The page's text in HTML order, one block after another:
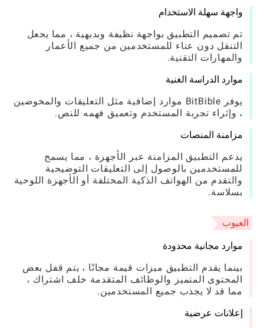
واجهة سهلة الاستخدام
تم تصميم التطبيق بواجهة نظيفة وبديهية ، مما يجعل
التنقل دون عناء للمستخدمين من جميع الأعمار
والمهارات التقنية.
موارد الدراسة الغنية
يوفر BitBible موارد إضافية مثل التعليقات والمخوضين
، وإثراء تجربة المستخدم وتعميق فهمه للنص.
مزامنة المنصات
يدعم التطبيق المزامنة عبر الأجهزة ، مما يسمح
للمستخدمين بالوصول إلى التعليقات التوضيحية
والتقدم من الهواتف الذكية المختلفة أو الأجهزة اللوحية
بسلاسة.
العيوب
موارد مجانية محدودة
بينما يقدم التطبيق ميزات قيمة مجانًا ، يتم قفل بعض
المحتوى المتميز والوظائف المتقدمة خلف اشتراك ،
مما قد لا يجذب جميع المستخدمين.
إعلانات عرضية